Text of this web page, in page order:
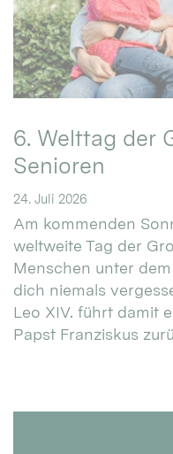
6. Welttag der
Senioren
24. Juli 2026
Am kommenden
weltweite Tag der
Menschen unter
dich niemals
Leo XIV. führt damit
Papst Franziskus